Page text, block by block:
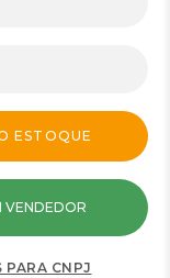
VENDEDOR
PARA CNPJ